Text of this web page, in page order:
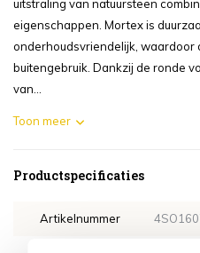
uitstraling van natuursteen
eigenschappen. Mortex is
onderhoudsvriendelijk, waardoor
buitengebruik. Dankzij de ronde
van...
Toon meer
Productspecificaties
Artikelnummer